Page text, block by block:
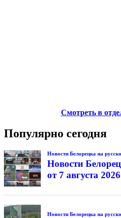
Смотреть в
Популярно сегодня
Новости Белорецка на
Новости
от 7 августа
Новости Белорецка на